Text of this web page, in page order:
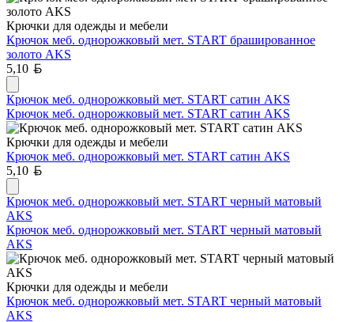
Крючки для одежды и мебели
Крючок меб. однорожковый мет. START брашированное
золото AKS
5,10
Крючок меб. однорожковый мет. START сатин AKS
Крючок меб. однорожковый мет. START сатин AKS
Крючки для одежды и мебели
Крючок меб. однорожковый мет. START сатин AKS
5,10
Крючок меб. однорожковый мет. START черный матовый
AKS
Крючок меб. однорожковый мет. START черный матовый
AKS
Крючки для одежды и мебели
Крючок меб. однорожковый мет. START черный матовый
AKS